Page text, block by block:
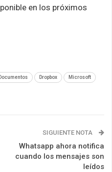
en los próximos
Documentos Dropbox Microsoft
SIGUIENTE NOTA
Whatsapp ahora notifica
cuando los mensajes son
leídos